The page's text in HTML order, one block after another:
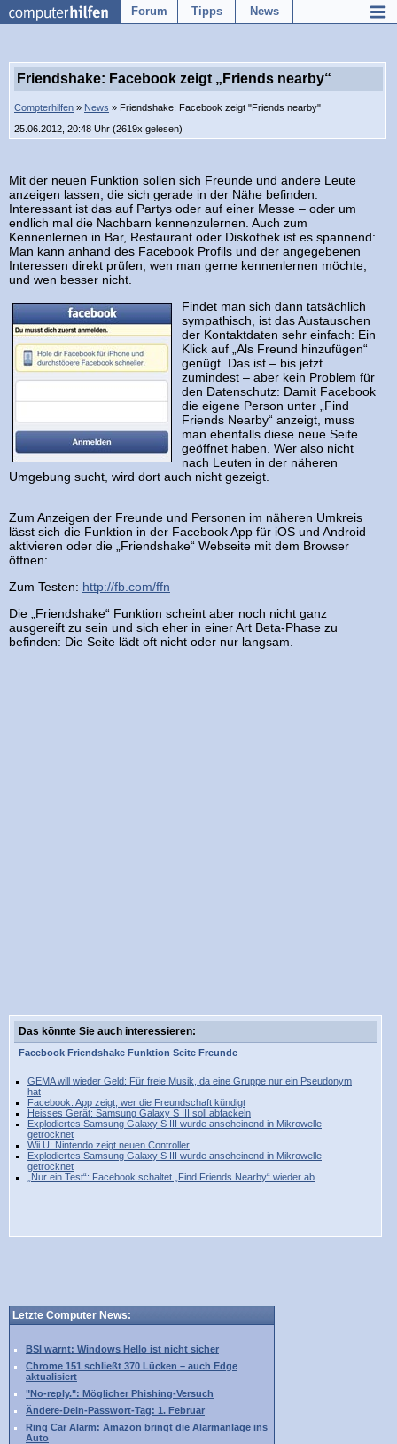
Forum Tipps News
Friendshake: Facebook zeigt „Friends nearby“
Compterhilfen » News » Friendshake: Facebook zeigt "Friends nearby"
25.06.2012, 20:48 Uhr (2619x gelesen)
Mit der neuen Funktion sollen sich Freunde und andere Leute
anzeigen lassen, die sich gerade in der Nähe befinden.
Interessant ist das auf Partys oder auf einer Messe – oder um
endlich mal die Nachbarn kennenzulernen. Auch zum
Kennenlernen in Bar, Restaurant oder Diskothek ist es spannend:
Man kann anhand des Facebook Profils und der angegebenen
Interessen direkt prüfen, wen man gerne kennenlernen möchte,
und wen besser nicht.
Findet man sich dann tatsächlich
sympathisch, ist das Austauschen
der Kontaktdaten sehr einfach: Ein
Klick auf „Als Freund hinzufügen“
genügt. Das ist – bis jetzt
zumindest – aber kein Problem für
den Datenschutz: Damit Facebook
die eigene Person unter „Find
Friends Nearby“ anzeigt, muss
man ebenfalls diese neue Seite
geöffnet haben. Wer also nicht
nach Leuten in der näheren
Umgebung sucht, wird dort auch nicht gezeigt.
Zum Anzeigen der Freunde und Personen im näheren Umkreis
lässt sich die Funktion in der Facebook App für iOS und Android
aktivieren oder die „Friendshake“ Webseite mit dem Browser
öffnen:
Zum Testen: http://fb.com/ffn
Die „Friendshake“ Funktion scheint aber noch nicht ganz
ausgereift zu sein und sich eher in einer Art Beta-Phase zu
befinden: Die Seite lädt oft nicht oder nur langsam.
Das könnte Sie auch interessieren:
Facebook Friendshake Funktion Seite Freunde
GEMA will wieder Geld: Für freie Musik, da eine Gruppe nur ein Pseudonym
hat
Facebook: App zeigt, wer die Freundschaft kündigt
Heisses Gerät: Samsung Galaxy S III soll abfackeln
Explodiertes Samsung Galaxy S III wurde anscheinend in Mikrowelle
getrocknet
Wii U: Nintendo zeigt neuen Controller
Explodiertes Samsung Galaxy S III wurde anscheinend in Mikrowelle
getrocknet
„Nur ein Test“: Facebook schaltet „Find Friends Nearby“ wieder ab
Letzte Computer News:
BSI warnt: Windows Hello ist nicht sicher
Chrome 151 schließt 370 Lücken – auch Edge
aktualisiert
"No-reply.": Möglicher Phishing-Versuch
Ändere-Dein-Passwort-Tag: 1. Februar
Ring Car Alarm: Amazon bringt die Alarmanlage ins
Auto